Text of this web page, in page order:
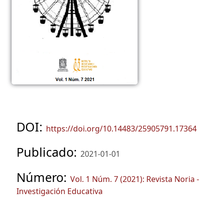
DOI: https://doi.org/10.14483/25905791.17364
Publicado: 2021-01-01
Número: Vol. 1 Núm. 7 (2021): Revista Noria -
Investigación Educativa